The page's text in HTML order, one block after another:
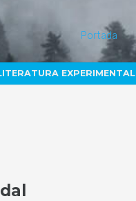
Portada
EXPERIMENTAL